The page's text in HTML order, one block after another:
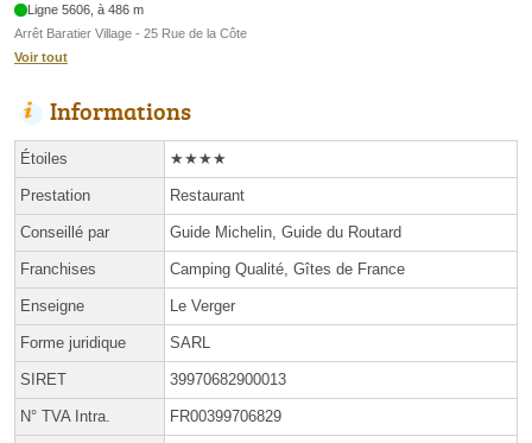
Ligne 5606, à 486 m
Arrêt Baratier Village - 25 Rue de la Côte
Voir tout
Informations
Étoiles ★★★★
Prestation Restaurant
Conseillé par Guide Michelin, Guide du Routard
Franchises Camping Qualité, Gîtes de France
Enseigne Le Verger
Forme juridique SARL
SIRET 39970682900013
N° TVA Intra. FR00399706829